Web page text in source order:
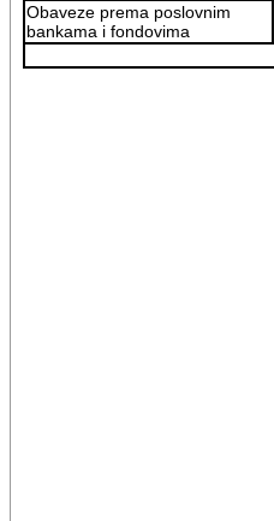
Obaveze prema poslovnim
bankama i fondovima